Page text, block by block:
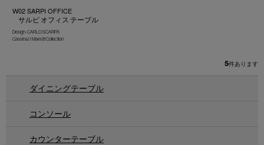
W02 SARPI OFFICE
サルピ オフィス テーブル
Design : CARLO SCARPA
Cassina | I Maestri Collection
5件あります
ダイニングテーブル
コンソール
カウンターテーブル